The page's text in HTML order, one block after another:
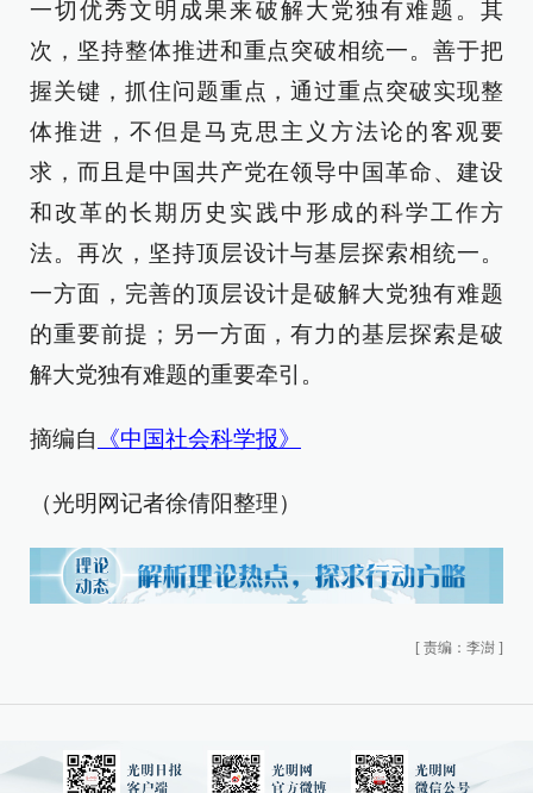
一切优秀文明成果来破解大党独有难题。其
次，坚持整体推进和重点突破相统一。善于把
握关键，抓住问题重点，通过重点突破实现整
体推进，不但是马克思主义方法论的客观要
求，而且是中国共产党在领导中国革命、建设
和改革的长期历史实践中形成的科学工作方
法。再次，坚持顶层设计与基层探索相统一。
一方面，完善的顶层设计是破解大党独有难题
的重要前提；另一方面，有力的基层探索是破
解大党独有难题的重要牵引。
摘编自 《中国社会科学报》
（光明网记者徐倩阳整理）
[ 责编：李澍 ]